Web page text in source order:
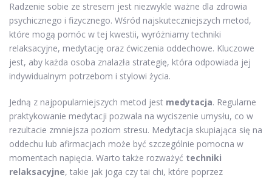
Radzenie sobie ze stresem jest niezwykle ważne dla zdrowia
psychicznego i fizycznego. Wśród najskuteczniejszych metod,
które mogą pomóc w tej kwestii, wyróżniamy techniki
relaksacyjne, medytację oraz ćwiczenia oddechowe. Kluczowe
jest, aby każda osoba znalazła strategię, która odpowiada jej
indywidualnym potrzebom i stylowi życia.
Jedną z najpopularniejszych metod jest medytacja. Regularne
praktykowanie medytacji pozwala na wyciszenie umysłu, co w
rezultacie zmniejsza poziom stresu. Medytacja skupiająca się na
oddechu lub afirmacjach może być szczególnie pomocna w
momentach napięcia. Warto także rozważyć techniki
relaksacyjne, takie jak joga czy tai chi, które poprzez